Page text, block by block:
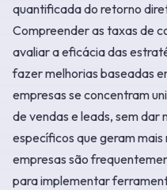
quantificada do retorno
Compreender as taxas de
avaliar a eficácia das
fazer melhorias baseadas
empresas se concentram
de vendas e leads, sem dar
específicos que geram
empresas são
para implementar